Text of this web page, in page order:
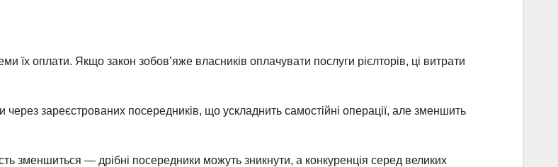
їх оплати. Якщо закон зобов’яже власників оплачувати послуги рієлторів, ці витрати
через зареєстрованих посередників, що ускладнить самостійні операції, але зменшить
зменшиться — дрібні посередники можуть зникнути, а конкуренція серед великих